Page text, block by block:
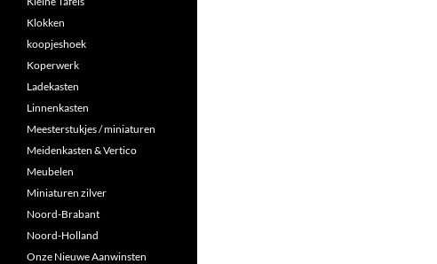
Klokken
koopjeshoek
Koperwerk
Ladekasten
Linnenkasten
Meesterstukjes / miniaturen
Meidenkasten & Vertico
Meubelen
Miniaturen zilver
Noord-Brabant
Noord-Holland
Onze Nieuwe Aanwinsten